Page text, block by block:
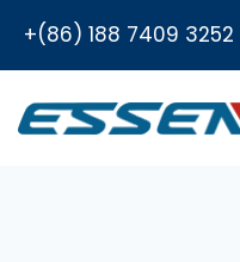
+(86) 188 7409 3252